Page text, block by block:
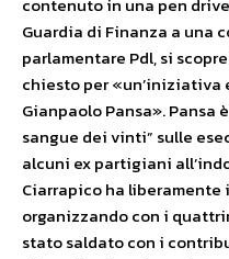
Guardia di Finanza a una
parlamentare Pdl, si
chiesto per «un’iniziativa
Gianpaolo Pansa». Pansa
sangue dei vinti” sulle
alcuni ex partigiani
Ciarrapico ha
organizzando con i
stato saldato con i